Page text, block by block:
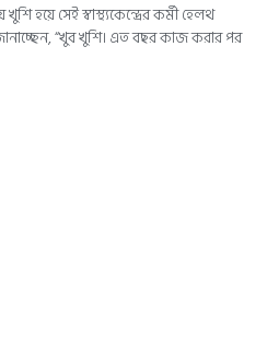
হয়ে সেই স্বাস্থ্যকেন্দ্রের কর্মী হেলথ
“খুব খুশি। এত বছর কাজ করার পর